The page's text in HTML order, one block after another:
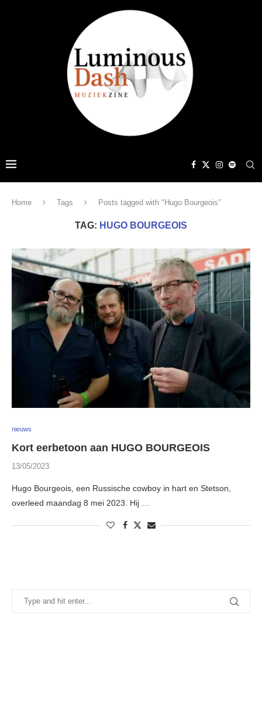
Home Tags Posts tagged with "Hugo Bourgeois"
TAG: HUGO BOURGEOIS
nieuws
Kort eerbetoon aan HUGO BOURGEOIS
13/05/2023
Hugo Bourgeois, een Russische cowboy in hart en Stetson,
overleed maandag 8 mei 2023. Hij …